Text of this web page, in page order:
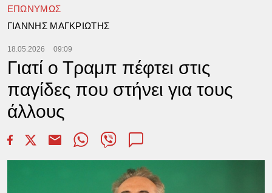
ΕΠΩΝΥΜΩΣ
ΓΙΑΝΝΗΣ ΜΑΓΚΡΙΩΤΗΣ
18.05.2026 09:09
Γιατί ο Τραμπ πέφτει στις
παγίδες που στήνει για τους
άλλους